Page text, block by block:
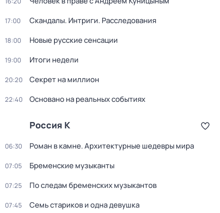
17:00 Скандалы. Интриги. Расследования
18:00 Новые русские сенсации
19:00 Итоги недели
20:20 Секрет на миллион
22:40 Основано на реальных событиях
Россия К
06:30 Роман в камне. Архитектурные шедевры мира
07:05 Бременские музыканты
07:25 По следам бременских музыкантов
07:45 Семь стариков и одна девушка